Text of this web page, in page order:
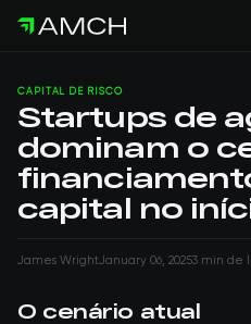
CAPITAL DE RISCO
Startups de
dominam o
capital no
James WrightJanuary 06, 20253 min de
O cenário atual